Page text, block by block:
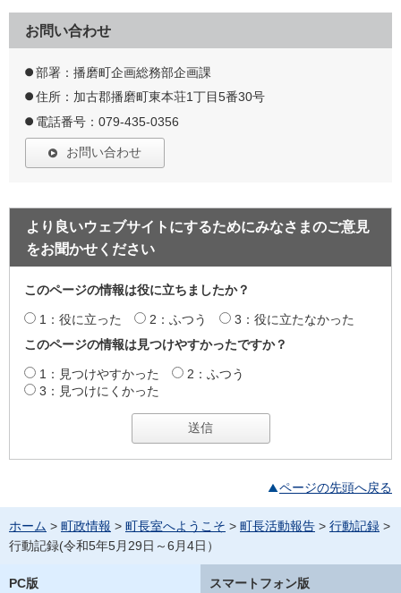
お問い合わせ
部署：播磨町企画総務部企画課
住所：加古郡播磨町東本荘1丁目5番30号
電話番号：079-435-0356
お問い合わせ
より良いウェブサイトにするためにみなさまのご意見
をお聞かせください
このページの情報は役に立ちましたか？
1：役に立った 2：ふつう
3：役に立たなかった
このページの情報は見つけやすかったですか？
1：見つけやすかった
2：ふつう
3：見つけにくかった
ページの先頭へ戻る
ホーム > 町政情報 > 町長室へようこそ > 町長活動報告 > 行動記録 >
行動記録(令和5年5月29日～6月4日）
PC版 スマートフォン版